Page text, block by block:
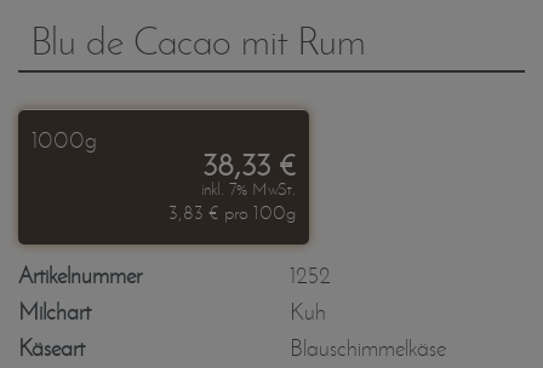
Blu de Cacao mit Rum
1000g
38,33 €
inkl. 7% MwSt.
3,83 € pro 100g
Artikelnummer
1252
Milchart
Kuh
Käseart
Blauschimmelkäse